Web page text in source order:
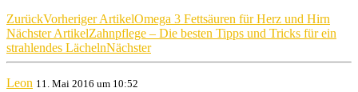
ZurückVorheriger ArtikelOmega 3 Fettsäuren für Herz und Hirn
Nächster ArtikelZahnpflege – Die besten Tipps und Tricks für ein
strahlendes LächelnNächster
Leon 11. Mai 2016 um 10:52